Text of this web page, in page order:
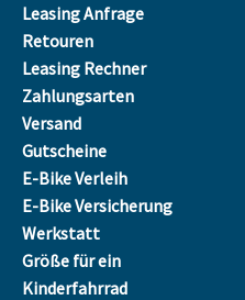
Leasing Anfrage
Retouren
Leasing Rechner
Zahlungsarten
Versand
Gutscheine
E-Bike Verleih
E-Bike Versicherung
Werkstatt
Größe für ein
Kinderfahrrad